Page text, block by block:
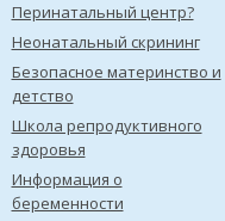
Перинатальный центр?
Неонатальный скрининг
Безопасное материнство и
детство
Школа репродуктивного
здоровья
Информация о
беременности